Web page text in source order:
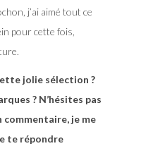
j’ai aimé tout ce
pour cette fois,
jolie sélection ?
? N’hésites pas
commentaire, je me
te répondre